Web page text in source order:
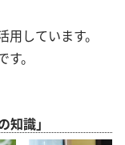
しています。
。
識」